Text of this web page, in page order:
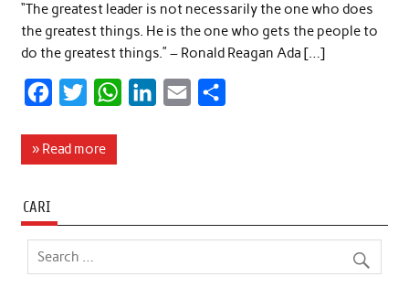
“The greatest leader is not necessarily the one who does
the greatest things. He is the one who gets the people to
do the greatest things.” – Ronald Reagan Ada […]
c
o
o
i
e
r
W
A
d
» Read more
CARI